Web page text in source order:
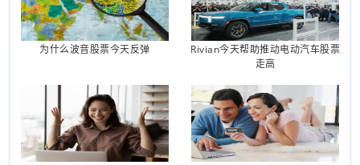
为什么波音股票今天反弹
Rivian今天帮助推动电动汽车股票
走高